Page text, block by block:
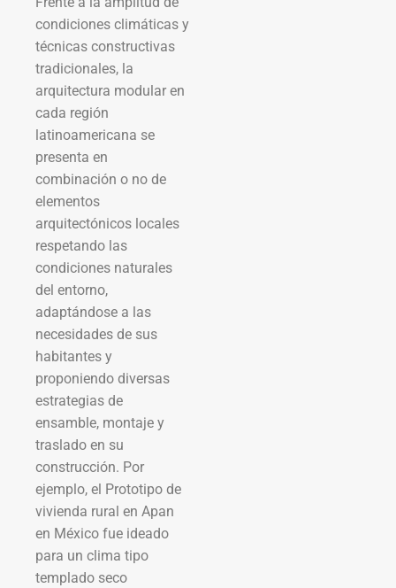
condiciones climáticas y
técnicas constructivas
tradicionales, la
arquitectura modular en
cada región
latinoamericana se
presenta en
combinación o no de
elementos
arquitectónicos locales
respetando las
condiciones naturales
del entorno,
adaptándose a las
necesidades de sus
habitantes y
proponiendo diversas
estrategias de
ensamble, montaje y
traslado en su
construcción. Por
ejemplo, el Prototipo de
vivienda rural en Apan
en México fue ideado
para un clima tipo
templado seco